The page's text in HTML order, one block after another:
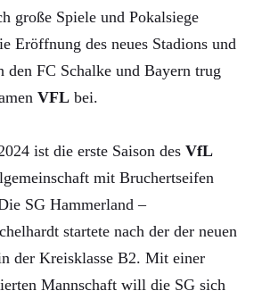
große Spiele und Pokalsiege
Eröffnung des neues Stadions und
den FC Schalke und Bayern trug
VFL bei.
ist die erste Saison des VfL
mit Bruchertseifen
SG Hammerland –
startete nach der der neuen
der Kreisklasse B2. Mit einer
Mannschaft will die SG sich